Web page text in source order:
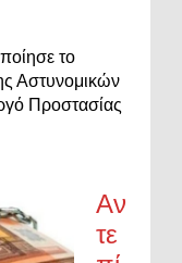
το
Αστυνομικών
Προστασίας
Αν
τε